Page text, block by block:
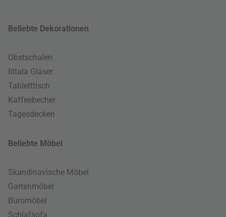
Beliebte Dekorationen
Obstschalen
Iittala Gläser
Tabletttisch
Kaffeebecher
Tagesdecken
Beliebte Möbel
Skandinavische Möbel
Gartenmöbel
Büromöbel
Schlafsofa